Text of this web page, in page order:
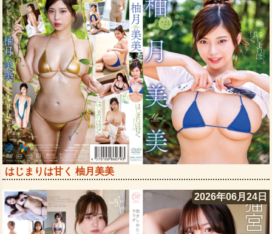
はじまりは甘く 柚月美美
2026年06月24日